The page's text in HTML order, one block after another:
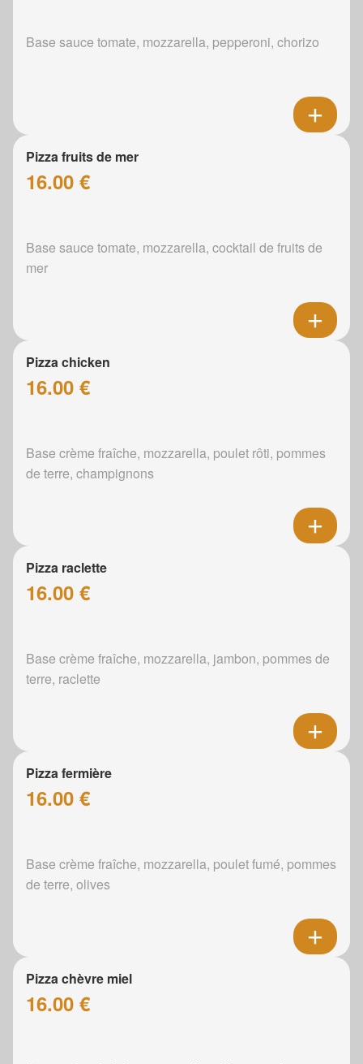
Base sauce tomate, mozzarella, pepperoni, chorizo
Pizza fruits de mer
16.00 €
Base sauce tomate, mozzarella, cocktail de fruits de
mer
Pizza chicken
16.00 €
Base crème fraîche, mozzarella, poulet rôti, pommes
de terre, champignons
Pizza raclette
16.00 €
Base crème fraîche, mozzarella, jambon, pommes de
terre, raclette
Pizza fermière
16.00 €
Base crème fraîche, mozzarella, poulet fumé, pommes
de terre, olives
Pizza chèvre miel
16.00 €